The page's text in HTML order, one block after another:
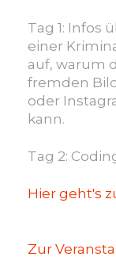
Tag 1: Infos
einer
auf, warum
fremden
oder
kann.
Tag 2:
Hier geht's
Zur